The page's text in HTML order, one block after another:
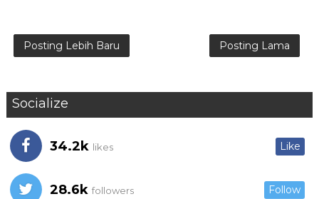
Posting Lebih Baru Posting Lama
Socialize
34.2k likes Like
28.6k followers Follow